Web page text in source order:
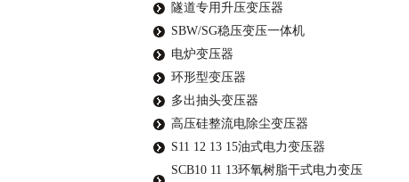
隧道专用升压变压器
SBW/SG稳压变压一体机
电炉变压器
环形型变压器
多出抽头变压器
高压硅整流电除尘变压器
S11 12 13 15油式电力变压器
SCB10 11 13环氧树脂干式电力变压